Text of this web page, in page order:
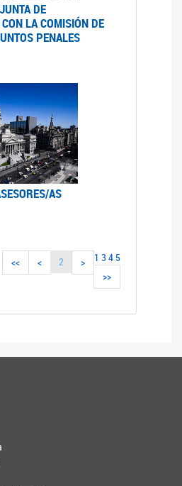
DE
LA COMISIÓN DE
PENALES
AS
<< < 1
2 3 4 5
>
>>